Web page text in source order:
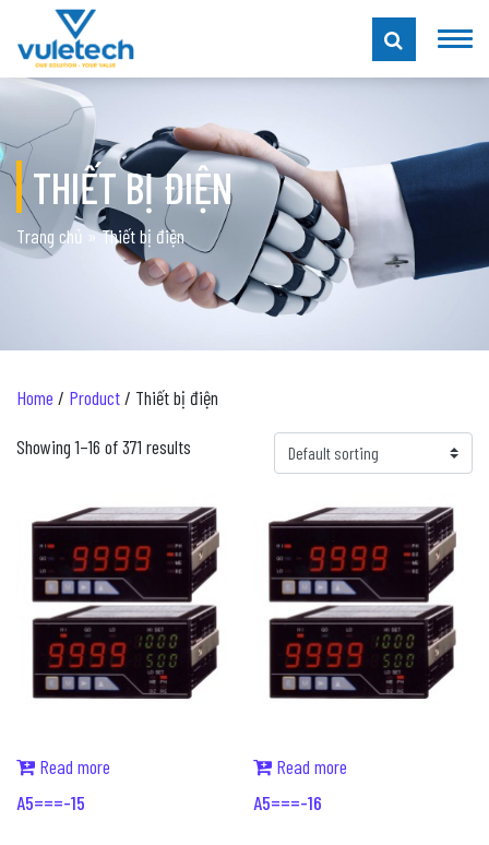
THIẾT BỊ ĐIỆN
Trang chủ »Thiết bị điện
Home / Product/ Thiết bị điện
Showing 1–16 of 371 results
Read more
A5===-15
Read more
A5===-16